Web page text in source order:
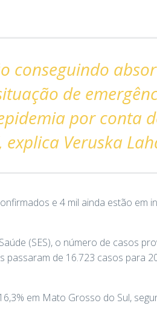
conseguindo
de
por conta
Veruska
e 4 mil ainda estão em
(SES), o número de casos
passaram de 16.723 casos para
em Mato Grosso do Sul,